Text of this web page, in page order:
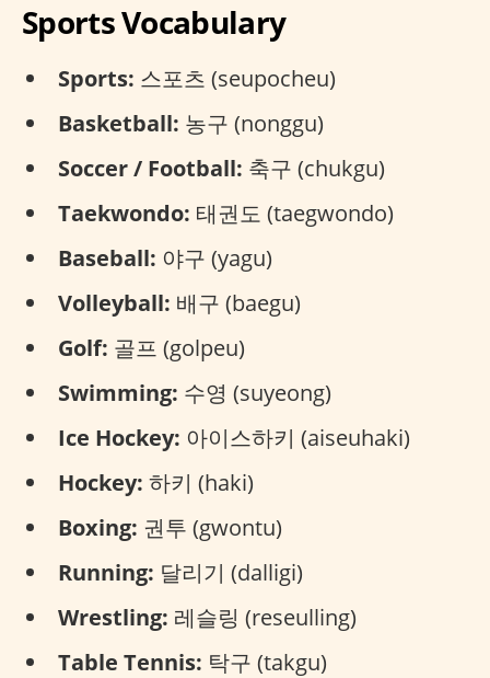
Sports Vocabulary
Sports: 스포츠 (seupocheu)
Basketball: 농구 (nonggu)
Soccer / Football: 축구 (chukgu)
Taekwondo: 태권도 (taegwondo)
Baseball: 야구 (yagu)
Volleyball: 배구 (baegu)
Golf: 골프 (golpeu)
Swimming: 수영 (suyeong)
Ice Hockey: 아이스하키 (aiseuhaki)
Hockey: 하키 (haki)
Boxing: 권투 (gwontu)
Running: 달리기 (dalligi)
Wrestling: 레슬링 (reseulling)
Table Tennis: 탁구 (takgu)